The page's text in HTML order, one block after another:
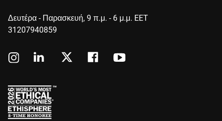
Δευτέρα - Παρασκευή, 9 π.μ. - 6 μ.μ. EET
31207940859